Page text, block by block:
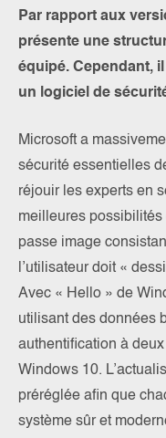
Par rapport aux
présente une
équipé. Cependant,
un logiciel de
Microsoft a
sécurité essentielles
réjouir les experts en
meilleures possibilités
passe image
l’utilisateur doit «
Avec « Hello » de
utilisant des données
authentification à
Windows 10.
préréglée afin que
système sûr et